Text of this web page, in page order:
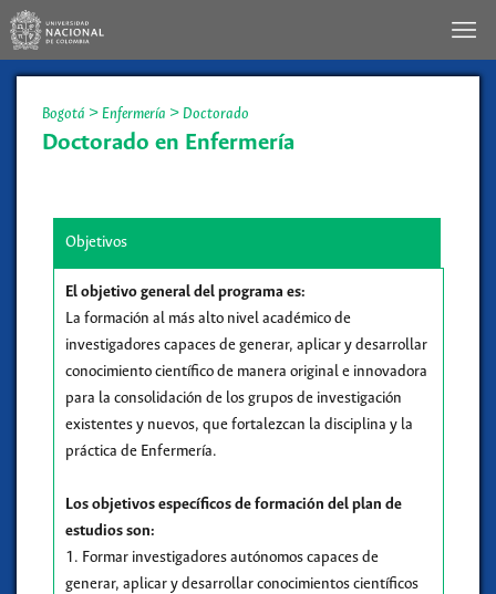
Bogotá > Enfermería > Doctorado
Doctorado en Enfermería
Objetivos
El objetivo general del programa es:
La formación al más alto nivel académico de
investigadores capaces de generar, aplicar y desarrollar
conocimiento científico de manera original e innovadora
para la consolidación de los grupos de investigación
existentes y nuevos, que fortalezcan la disciplina y la
práctica de Enfermería.
Los objetivos específicos de formación del plan de
estudios son:
1. Formar investigadores autónomos capaces de
generar, aplicar y desarrollar conocimientos científicos